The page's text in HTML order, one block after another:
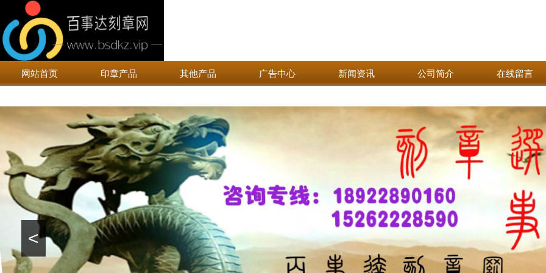
网站首页 印章产品 其他产品 广告中心 新闻资讯 公司简介 在线留言
<